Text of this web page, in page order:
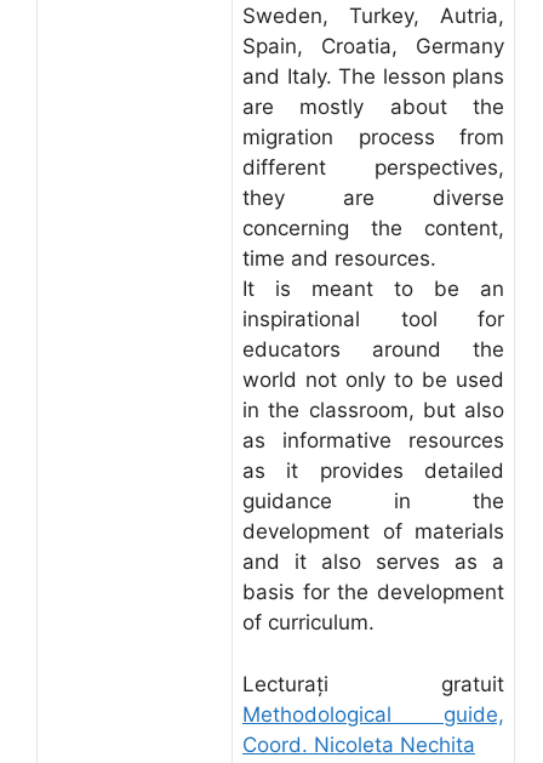
Sweden, Turkey, Autria,
Spain, Croatia, Germany
and Italy. The lesson plans
are mostly about the
migration process from
different perspectives,
they are diverse
concerning the content,
time and resources.
It is meant to be an
inspirational tool for
educators around the
world not only to be used
in the classroom, but also
as informative resources
as it provides detailed
guidance in the
development of materials
and it also serves as a
basis for the development
of curriculum.
Lecturați gratuit
Methodological guide,
Coord. Nicoleta Nechita